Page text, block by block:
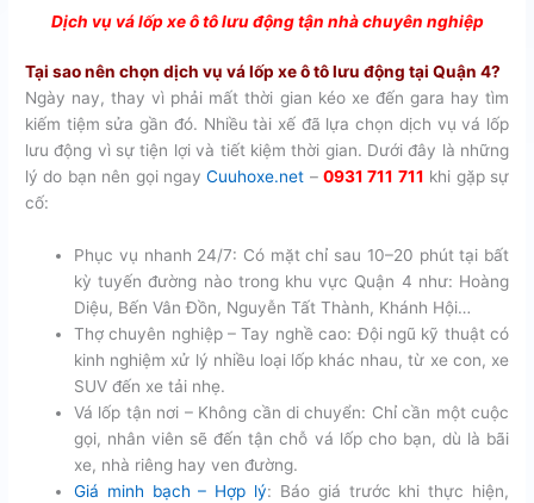
Dịch vụ vá lốp xe ô tô lưu động tận nhà chuyên nghiệp
Tại sao nên chọn dịch vụ vá lốp xe ô tô lưu động tại Quận 4?
Ngày nay, thay vì phải mất thời gian kéo xe đến gara hay tìm
kiếm tiệm sửa gần đó. Nhiều tài xế đã lựa chọn dịch vụ vá lốp
lưu động vì sự tiện lợi và tiết kiệm thời gian. Dưới đây là những
lý do bạn nên gọi ngayCuuhoxe.net –0931 711 711 khi gặp sự
cố:
Phục vụ nhanh 24/7: Có mặt chỉ sau 10–20 phút tại bất
kỳ tuyến đường nào trong khu vực Quận 4 như: Hoàng
Diệu, Bến Vân Đồn, Nguyễn Tất Thành, Khánh Hội…
Thợ chuyên nghiệp – Tay nghề cao: Đội ngũ kỹ thuật có
kinh nghiệm xử lý nhiều loại lốp khác nhau, từ xe con, xe
SUV đến xe tải nhẹ.
Vá lốp tận nơi – Không cần di chuyển: Chỉ cần một cuộc
gọi, nhân viên sẽ đến tận chỗ vá lốp cho bạn, dù là bãi
xe, nhà riêng hay ven đường.
Giá minh bạch – Hợp lý: Báo giá trước khi thực hiện,